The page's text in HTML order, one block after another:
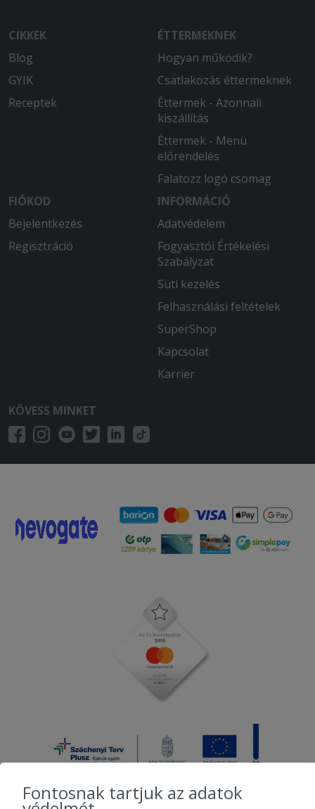
CIKKEK
Blog
GYIK
Receptek
ÉTTERMEKNEK
Hogyan működik?
Csatlakozás éttermeknek
Éttermek - Azonnali
kiszállítás
Éttermek - Menü
előrendelés
Falatozz logó csomag
FIÓKOD
Bejelentkezés
Regisztráció
INFORMÁCIÓ
Adatvédelem
Fogyasztói Értékelési
Szabályzat
Süti kezelés
Felhasználási feltételek
SuperShop
Kapcsolat
Karrier
KÖVESS MINKET
Fontosnak tartjuk az adatok